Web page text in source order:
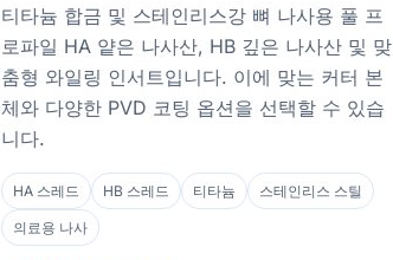
티타늄 합금 및 스테인리스강 뼈 나사용 풀 프
로파일 HA 얕은 나사산, HB 깊은 나사산 및 맞
춤형 와일링 인서트입니다. 이에 맞는 커터 본
체와 다양한 PVD 코팅 옵션을 선택할 수 있습
니다.
HA 스레드 HB 스레드 티타늄 스테인리스 스틸
의료용 나사